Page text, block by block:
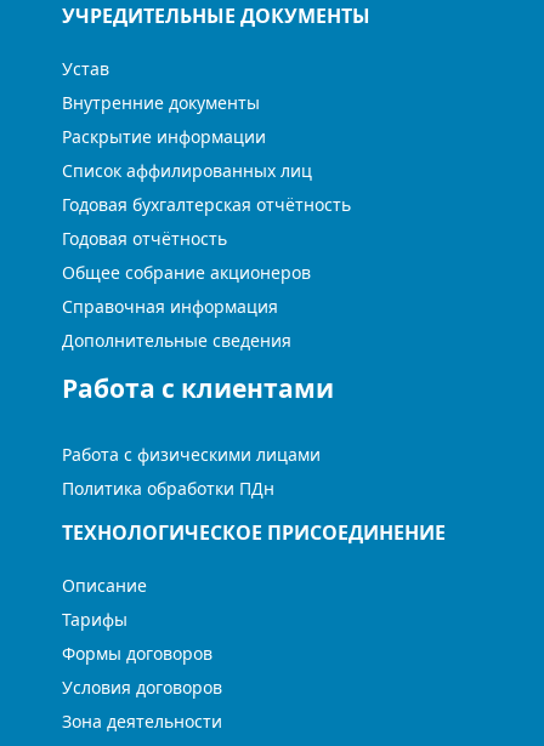
УЧРЕДИТЕЛЬНЫЕ ДОКУМЕНТЫ
Устав
Внутренние документы
Раскрытие информации
Список аффилированных лиц
Годовая бухгалтерская отчётность
Годовая отчётность
Общее собрание акционеров
Справочная информация
Дополнительные сведения
Работа с клиентами
Работа с физическими лицами
Политика обработки ПДн
ТЕХНОЛОГИЧЕСКОЕ ПРИСОЕДИНЕНИЕ
Описание
Тарифы
Формы договоров
Условия договоров
Зона деятельности